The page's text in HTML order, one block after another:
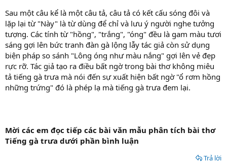
Sau một câu kể là một câu tả, câu tả có kết cấu sóng đôi và
lặp lại từ "Này" là từ dùng để chỉ và lưu ý người nghe tưởng
tượng. Các tính từ "hồng", "trắng", "óng" đều là gam màu tươi
sáng gợi lên bức tranh đàn gà lộng lẫy tác giả còn sử dụng
biện pháp so sánh "Lông óng như màu nắng" gợi lên vẻ đẹp
rực rỡ. Tác giả tạo ra điều bất ngờ trong bài thơ không miêu
tả tiếng gà trưa mà nói đến sự xuất hiện bất ngờ "ổ rơm hồng
những trứng" đó là phép lạ mà tiếng gà trưa đem lại.
Mời các em đọc tiếp các bài văn mẫu phân tích bài thơ
Tiếng gà trưa dưới phần bình luận
Trả lời